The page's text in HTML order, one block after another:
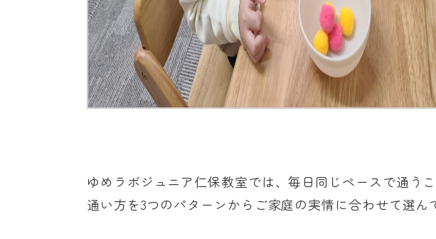
ゆめラボジュニア仁保教室では、毎日同じペースで通う
通い方を3つのパターンからご家庭の実情に合わせて選ん